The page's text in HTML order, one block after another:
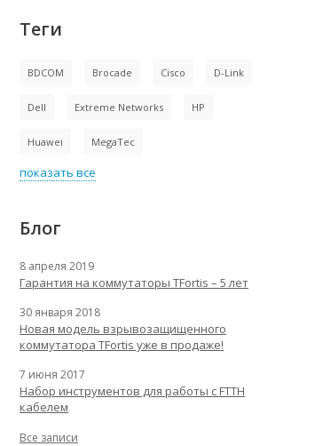
Теги
BDCOM Brocade Cisco D-Link
Dell Extreme Networks HP
Huawei MegaTec
показать все
Блог
8 апреля 2019
Гарантия на коммутаторы TFortis – 5 лет
30 января 2018
Новая модель взрывозащищенного
коммутатора TFortis уже в продаже!
7 июня 2017
Набор инструментов для работы с FTTH
кабелем
Все записи